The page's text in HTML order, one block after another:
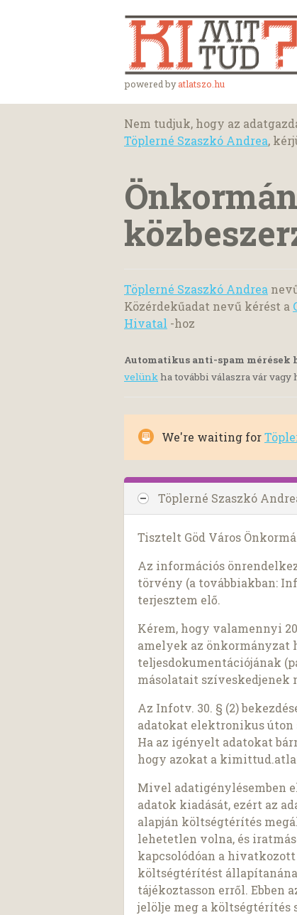
powered byatlatszo.hu
Nem tudjuk, hogy az
Töplerné Szaszkó Andrea,
Töplerné Szaszkó Andrea
Közérdekűadat nevű kérést a
Hivatal -hoz
Automatikus anti-spam mérések
velünkha további válaszra vár vagy
We're waiting for
Töplerné Szaszkó
Tisztelt Göd Város
Az információs
törvény (a továbbiakban:
terjesztem elő.
Kérem, hogy valamennyi
amelyek az önkormányzat
teljesdokumentációjának
másolatait szíveskedjenek
Az Infotv. 30. § (2)
adatokat elektronikus úton
Ha az igényelt adatokat
hogy azokat a
Mivel adatigénylésemben
adatok kiadását, ezért az
alapján költségtérítés
lehetetlen volna, és
kapcsolódóan a
költségtérítést
tájékoztasson erről. Ebben
jelölje meg a költségtérítés